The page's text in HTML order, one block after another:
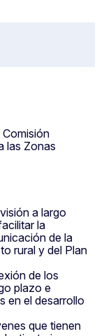
las Zonas
a largo
la
de la
rural y del Plan
de los
plazo e
en el desarrollo
que tienen